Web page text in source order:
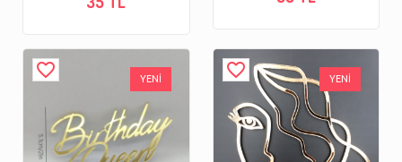
favorite_border YENİ favorite_border YENİ